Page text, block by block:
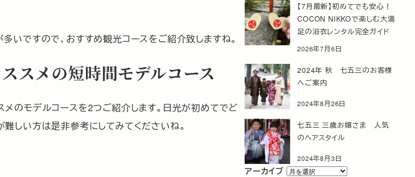
いですので、おすすめ観光コースをご紹介致しますね。
スメの短時間モデルコース
のモデルコースを2つご紹介します。日光が初めてでど
しい方は是非参考にしてみてくださいね。
【7月最新】初めてでも安心！
COCON NIKKOで楽しむ大満
足の浴衣レンタル完全ガイド
2026年7月6日
2024年 秋 七五三のお客様
へご案内
2024年8月26日
七五三 三歳お嬢さま 人気
のヘアスタイル
2024年8月3日
アーカイブ ア